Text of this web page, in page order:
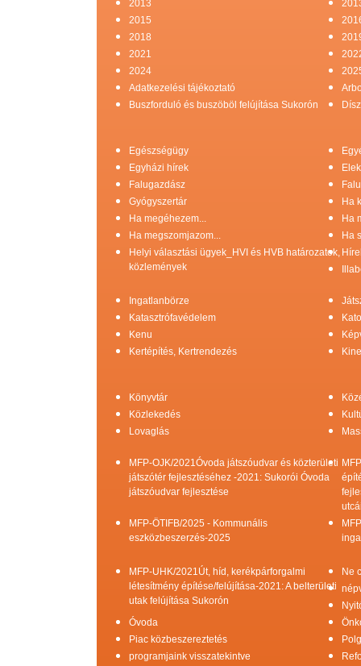
2013
2015
2018
2021
2024
Adatkezelési tájékoztató
Buszforduló és buszöböl felújítása Sukorón
Egészségügy
Egyházi hírek
Falugazdász
Gyógyszertár
Ha
Ha megéhezem...
Ha
Ha megszomjazom...
Ha
Helyi választási ügyek_HVI és HVB határozatok,
közlemények
Ingatlanbörze
Katasztrófavédelem
Kenu
Kertépítés, Kertrendezés
Könyvtár
Közlekedés
Lovaglás
MFP-OJK/2021Óvoda játszóudvar és közterületi
játszótér fejlesztéséhez -2021: Sukorói Óvoda
játszóudvar fejlesztése
MFP-ÖTIFB/2025 - Kommunális
eszközbeszerzés-2025
MFP-UHK/2021Út, híd, kerékpárforgalmi
létesítmény építése/felújítása-2021: A belterületi
utak felújítása Sukorón
Ne
Óvoda
Piac közbeszereztetés
programjaink visszatekintve